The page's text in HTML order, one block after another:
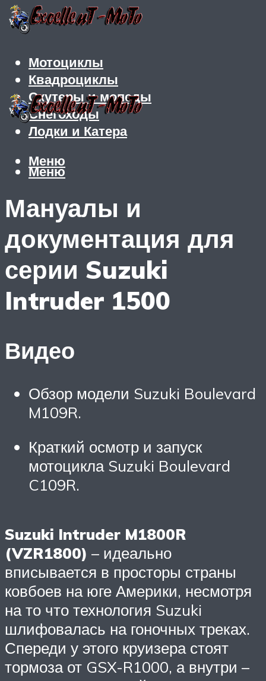
Мотоциклы
Квадроциклы
Скутеры и мопеды
Снегоходы
Лодки и Катера
Меню
Меню
Мануалы и
документация для
серии Suzuki
Intruder 1500
Видео
Обзор модели Suzuki Boulevard
M109R.
Краткий осмотр и запуск
мотоцикла Suzuki Boulevard
C109R.
Suzuki Intruder M1800R
(VZR1800) – идеально
вписывается в просторы страны
ковбоев на юге Америки, несмотря
на то что технология Suzuki
шлифовалась на гоночных треках.
Спереди у этого круизера стоят
тормоза от GSX-R1000, а внутри –